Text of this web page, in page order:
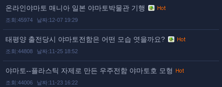
온라인야마토 매니아 일본 야마토박물관 기행
조회:45974 날짜:12-07 19:29
태평양 출전당시 야마토전함은 어떤 모습 엿을까요?
조회:44808 날짜:11-25 18:52
야마토--플라스틱 자제로 만든 우주전함 야마토호 모형
조회:44006 날짜:11-23 16:22